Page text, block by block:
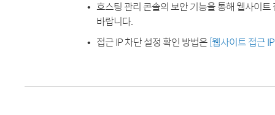
호스팅 관리 콘솔의 보안 기능을 통해 웹사이
바랍니다.
접근 IP 차단 설정 확인 방법은[웹사이트 접근